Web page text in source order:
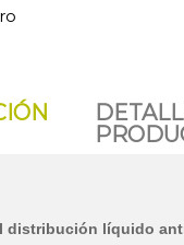
distribución líquido